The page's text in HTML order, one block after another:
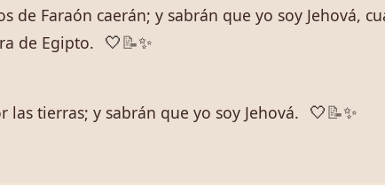
de Faraón caerán; y sabrán que yo soy Jehová,
de Egipto.
🤍 📝✨
tierras; y sabrán que yo soy Jehová. 🤍 📝✨